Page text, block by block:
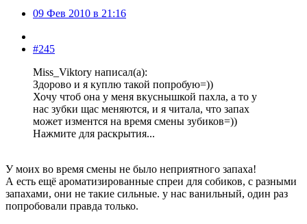
09 Фев 2010 в 21:16
#245
Miss_Viktory написал(а):
Здорово и я куплю такой попробую=))
Хочу чтоб она у меня вкуснышкой пахла, а то у
нас зубки щас меняются, и я читала, что запах
может изментся на время смены зубиков=))
Нажмите для раскрытия...
У моих во время смены не было неприятного запаха!
А есть ещё ароматизированные спреи для собиков, с разными
запахами, они не такие сильные. у нас ванильный, один раз
попробовали правда только.